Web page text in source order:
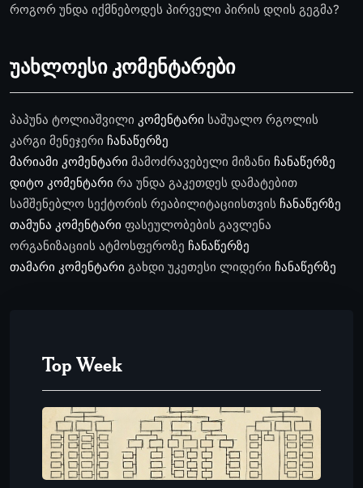
როგორ უნდა იქმნებოდეს პირველი პირის დღის გეგმა?
უახლოესი კომენტარები
პაპუნა ტოლიაშვილი კომენტარი საშუალო რგოლის
კარგი მენეჯერი ჩანაწერზე
მარიამი კომენტარი მამოძრავებელი მიზანი ჩანაწერზე
დიტო კომენტარი რა უნდა გაკეთდეს დამატებით
სამშენებლო სექტორის რეაბილიტაციისთვის ჩანაწერზე
თამუნა კომენტარი ფასეულობების გავლენა
ორგანიზაციის ატმოსფეროზე ჩანაწერზე
თამარი კომენტარი გახდი უკეთესი ლიდერი ჩანაწერზე
Top Week